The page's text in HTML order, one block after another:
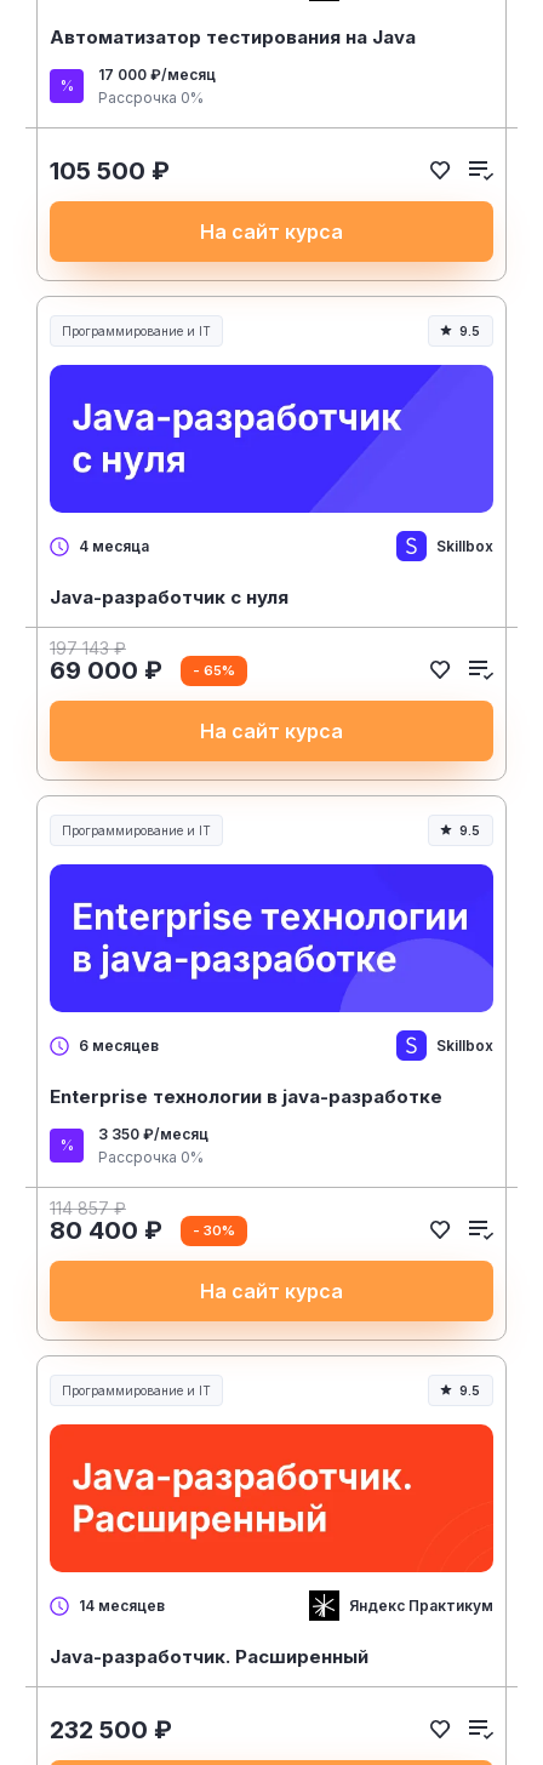
Автоматизатор тестирования на Java
17 000 ₽/месяц
Рассрочка 0%
105 500 ₽
На сайт курса
Программирование и IT 9.5
4 месяца Skillbox
Java-разработчик с нуля
197 143 ₽
69 000 ₽ - 65%
На сайт курса
Программирование и IT 9.5
6 месяцев Skillbox
Enterprise технологии в java-разработке
3 350 ₽/месяц
Рассрочка 0%
114 857 ₽
80 400 ₽ - 30%
На сайт курса
Программирование и IT 9.5
14 месяцев Яндекс Практикум
Java-разработчик. Расширенный
232 500 ₽